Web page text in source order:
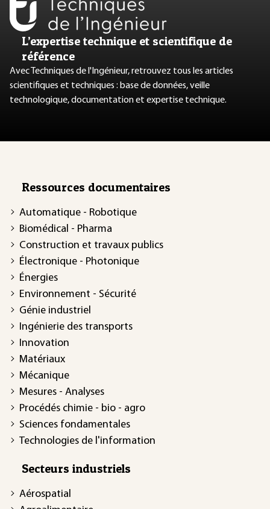
L’expertise technique et scientifique de
référence
Avec Techniques de l'Ingénieur, retrouvez tous les articles
scientifiques et techniques : base de données, veille
technologique, documentation et expertise technique.
Ressources documentaires
Automatique - Robotique
Biomédical - Pharma
Construction et travaux publics
Électronique - Photonique
Énergies
Environnement - Sécurité
Génie industriel
Ingénierie des transports
Innovation
Matériaux
Mécanique
Mesures - Analyses
Procédés chimie - bio - agro
Sciences fondamentales
Technologies de l'information
Secteurs industriels
Aérospatial